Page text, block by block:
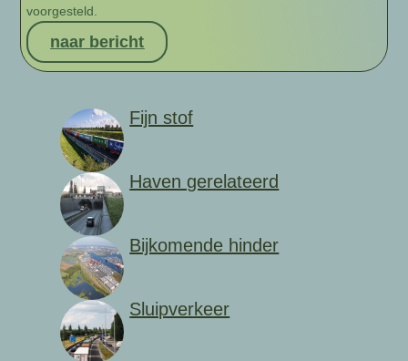
voorgesteld.
naar bericht
Fijn stof
Haven gerelateerd
Bijkomende hinder
Sluipverkeer